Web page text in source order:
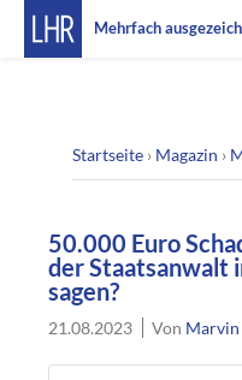
Mehrfach
Startseite › Magazin ›
50.000 Euro
der Staatsanwalt
sagen?
21.08.2023 Von